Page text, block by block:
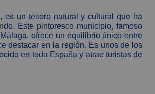
es un tesoro natural y cultural que ha
Este pintoresco municipio, famoso
ofrece un equilibrio único entre
destacar en la región. Es unos de los
en toda España y atrae turistas de